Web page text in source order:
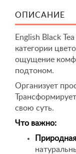
ОПИСАНИЕ
English Black
категории
ощущение
подтоном.
Организует
свою суть.
Что важно: